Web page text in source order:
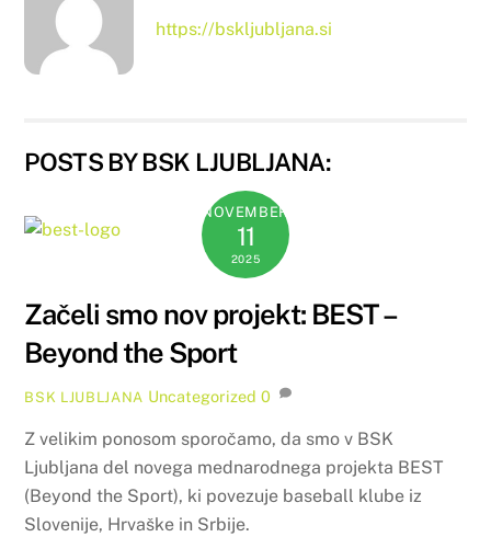
https://bskljubljana.si
POSTS BY BSK LJUBLJANA:
NOVEMBER
11
2025
Začeli smo nov projekt: BEST –
Beyond the Sport
BSK LJUBLJANA Uncategorized 0
Z velikim ponosom sporočamo, da smo v BSK
Ljubljana del novega mednarodnega projekta BEST
(Beyond the Sport), ki povezuje baseball klube iz
Slovenije, Hrvaške in Srbije.